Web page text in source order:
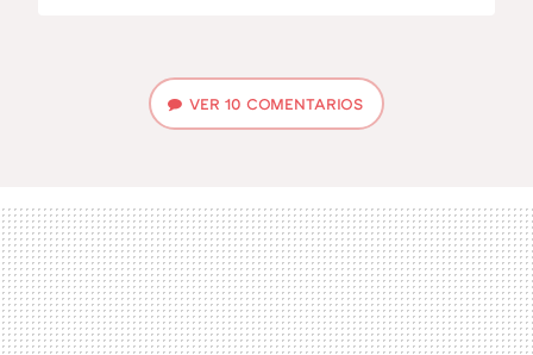
VER 10 COMENTARIOS